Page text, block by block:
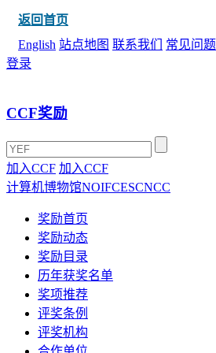
返回首页
English 站点地图 联系我们 常见问题
登录
CCF奖励
加入CCF 加入CCF
计算机博物馆NOIFCESCNCC
奖励首页
奖励动态
奖励目录
历年获奖名单
奖项推荐
评奖条例
评奖机构